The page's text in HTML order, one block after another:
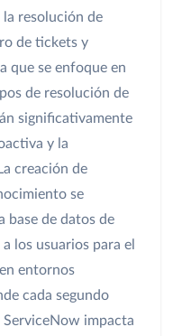
la resolución de
de tickets y
que se enfoque en
de resolución de
significativamente
y la
creación de
se
base de datos de
los usuarios para el
entornos
cada segundo
impacta